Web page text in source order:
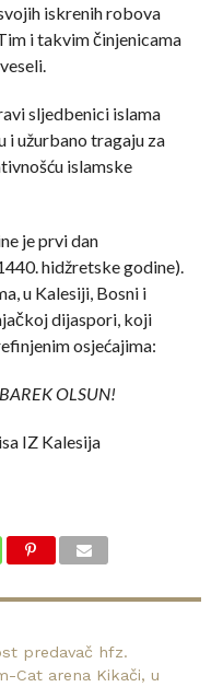
iskrenih robova
i takvim činjenicama
sljedbenici islama
i užurbano tragaju za
islamske
je prvi dan
hidžretske godine).
u Kalesiji, Bosni i
dijaspori, koji
osjećajima:
OLSUN!
IZ Kalesija
predavač hfz.
Cat arena Kikači, u